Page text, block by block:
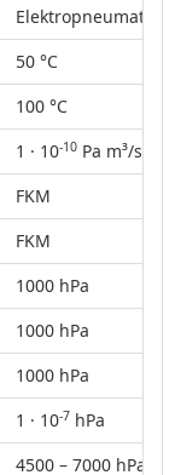
Elektropneumatisch
50 °C
100 °C
1 · 10-10 Pa m³/s
FKM
FKM
1000 hPa
1000 hPa
1000 hPa
1 · 10-7 hPa
4500 – 7000 hPa